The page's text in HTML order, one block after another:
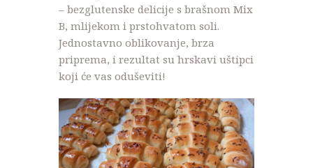
– bezglutenske delicije s brašnom Mix
B, mlijekom i prstohvatom soli.
Jednostavno oblikovanje, brza
priprema, i rezultat su hrskavi uštipci
koji će vas oduševiti!